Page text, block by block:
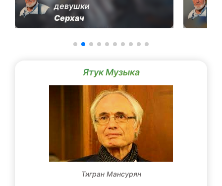
девушки
Серхач
Ятук Музыка
Тигран Мансурян